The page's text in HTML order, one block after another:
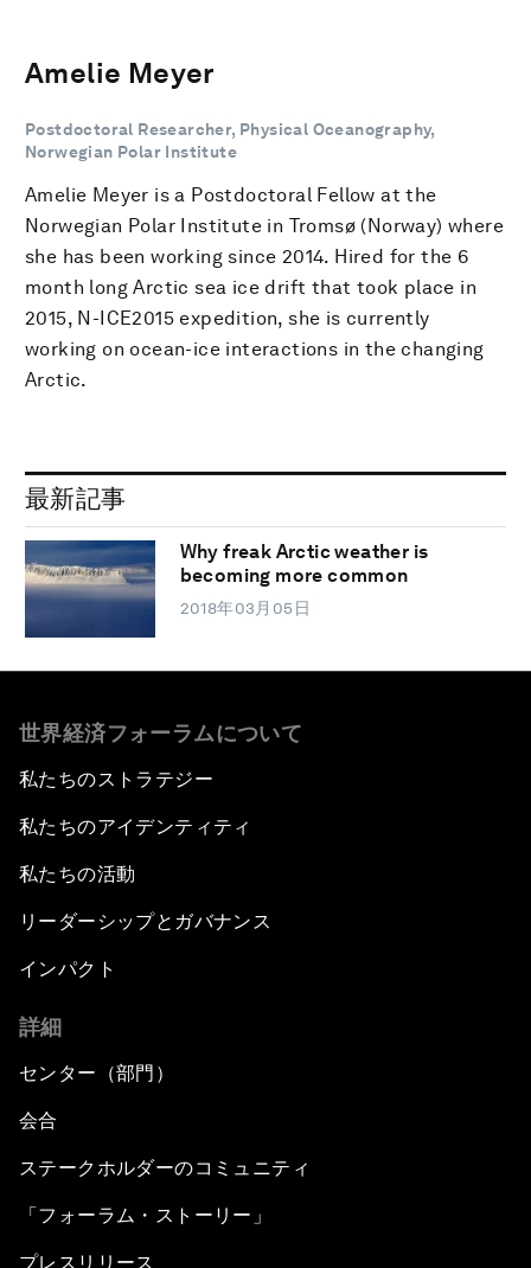
Amelie Meyer
Postdoctoral Researcher, Physical Oceanography,
Norwegian Polar Institute
Amelie Meyer is a Postdoctoral Fellow at the
Norwegian Polar Institute in Tromsø (Norway) where
she has been working since 2014. Hired for the 6
month long Arctic sea ice drift that took place in
2015, N-ICE2015 expedition, she is currently
working on ocean-ice interactions in the changing
Arctic.
最新記事
Why freak Arctic weather is
becoming more common
2018年03月05日
世界経済フォーラムについて
私たちのストラテジー
私たちのアイデンティティ
私たちの活動
リーダーシップとガバナンス
インパクト
詳細
センター（部門）
会合
ステークホルダーのコミュニティ
「フォーラム・ストーリー」
プレスリリース